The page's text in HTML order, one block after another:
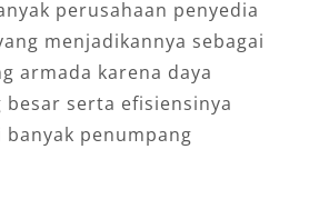
perusahaan penyedia
menjadikannya sebagai
armada karena daya
besar serta efisiensinya
banyak penumpang